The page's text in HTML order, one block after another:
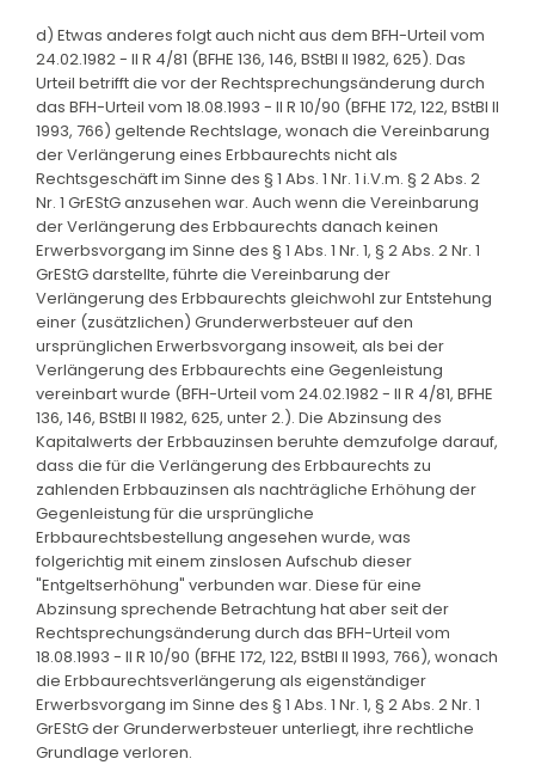
d) Etwas anderes folgt auch nicht aus dem BFH-Urteil vom
24.02.1982 - II R 4/81 (BFHE 136, 146, BStBl II 1982, 625). Das
Urteil betrifft die vor der Rechtsprechungsänderung durch
das BFH-Urteil vom 18.08.1993 - II R 10/90 (BFHE 172, 122, BStBl II
1993, 766) geltende Rechtslage, wonach die Vereinbarung
der Verlängerung eines Erbbaurechts nicht als
Rechtsgeschäft im Sinne des § 1 Abs. 1 Nr. 1 i.V.m. § 2 Abs. 2
Nr. 1 GrEStG anzusehen war. Auch wenn die Vereinbarung
der Verlängerung des Erbbaurechts danach keinen
Erwerbsvorgang im Sinne des § 1 Abs. 1 Nr. 1, § 2 Abs. 2 Nr. 1
GrEStG darstellte, führte die Vereinbarung der
Verlängerung des Erbbaurechts gleichwohl zur Entstehung
einer (zusätzlichen) Grunderwerbsteuer auf den
ursprünglichen Erwerbsvorgang insoweit, als bei der
Verlängerung des Erbbaurechts eine Gegenleistung
vereinbart wurde (BFH-Urteil vom 24.02.1982 - II R 4/81, BFHE
136, 146, BStBl II 1982, 625, unter 2.). Die Abzinsung des
Kapitalwerts der Erbbauzinsen beruhte demzufolge darauf,
dass die für die Verlängerung des Erbbaurechts zu
zahlenden Erbbauzinsen als nachträgliche Erhöhung der
Gegenleistung für die ursprüngliche
Erbbaurechtsbestellung angesehen wurde, was
folgerichtig mit einem zinslosen Aufschub dieser
"Entgeltserhöhung" verbunden war. Diese für eine
Abzinsung sprechende Betrachtung hat aber seit der
Rechtsprechungsänderung durch das BFH-Urteil vom
18.08.1993 - II R 10/90 (BFHE 172, 122, BStBl II 1993, 766), wonach
die Erbbaurechtsverlängerung als eigenständiger
Erwerbsvorgang im Sinne des § 1 Abs. 1 Nr. 1, § 2 Abs. 2 Nr. 1
GrEStG der Grunderwerbsteuer unterliegt, ihre rechtliche
Grundlage verloren.